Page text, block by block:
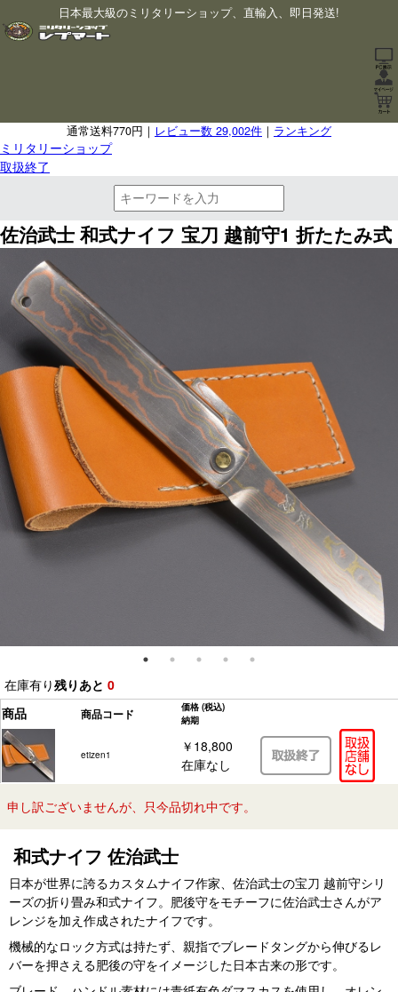
日本最大級のミリタリーショップ、直輸入、即日発送!
通常送料770円｜ レビュー数 29,002件 ｜ ランキング
ミリタリーショップ
取扱終了
佐治武士 和式ナイフ 宝刀 越前守1 折たたみ式
在庫有り残りあと 0
商品
商品コード 価格 (税込)
納期
etizen1
￥18,800
在庫なし
申し訳ございませんが、只今品切れ中です。
和式ナイフ 佐治武士
日本が世界に誇るカスタムナイフ作家、佐治武士の宝刀 越前守シリ
ーズの折り畳み和式ナイフ。肥後守をモチーフに佐治武士さんがア
レンジを加え作成されたナイフです。
機械的なロック方式は持たず、親指でブレードタングから伸びるレ
バーを押さえる肥後の守をイメージした日本古来の形です。